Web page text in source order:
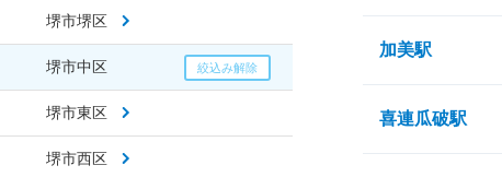
堺市堺区
堺市中区
堺市東区
堺市西区
加美駅
喜連瓜破駅